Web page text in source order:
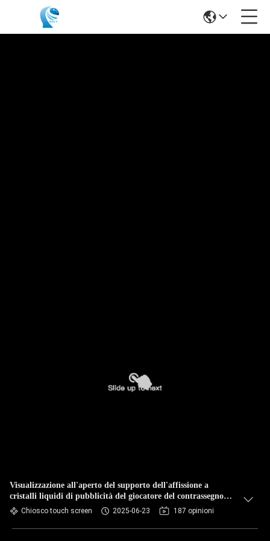
Visualizzazione all'aperto del supporto dell'affissione a
cristalli liquidi di pubblicità del giocatore del contrassegno
impermeabile a 55 pollici di Digital
Chiosco touch screen 2025-06-23 187 opinioni